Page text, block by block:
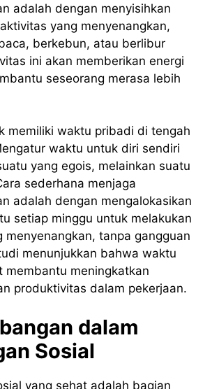
adalah dengan menyisihkan
yang menyenangkan,
berkebun, atau berlibur
ini akan memberikan energi
seseorang merasa lebih
memiliki waktu pribadi di tengah
waktu untuk diri sendiri
yang egois, melainkan suatu
sederhana menjaga
adalah dengan mengalokasikan
setiap minggu untuk melakukan
menyenangkan, tanpa gangguan
menunjukkan bahwa waktu
membantu meningkatkan
produktivitas dalam pekerjaan.
dalam
Sosial
yang sehat adalah bagian